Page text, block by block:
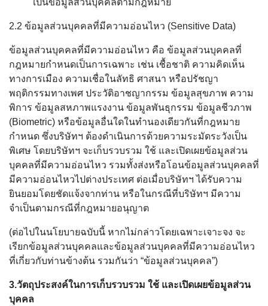
เป็นข้อมูลส่วนบุคคลตามกฎหมาย
2.2 ข้อมูลส่วนบุคคลที่มีความอ่อนไหว (Sensitive Data)
ข้อมูลส่วนบุคคลที่มีความอ่อนไหว คือ ข้อมูลส่วนบุคคลที่
กฎหมายกำหนดเป็นการเฉพาะ เช่น เชื้อชาติ ความคิดเห็น
ทางการเมือง ความเชื่อในลัทธิ ศาสนา หรือปรัชญา
พฤติกรรมทางเพศ ประวัติอาชญากรรม ข้อมูลสุขภาพ ความ
พิการ ข้อมูลสหภาพแรงงาน ข้อมูลพันธุกรรม ข้อมูลชีวภาพ
(Biometric) หรือข้อมูลอื่นใดในทำนองเดียวกันที่กฎหมาย
กำหนด ซึ่งบริษัทฯ ต้องดำเนินการด้วยความระมัดระวังเป็น
พิเศษ โดยบริษัทฯ จะเก็บรวบรวม ใช้ และเปิดเผยข้อมูลส่วน
บุคคลที่มีความอ่อนไหว รวมทั้งส่งหรือโอนข้อมูลส่วนบุคคลที่
มีความอ่อนไหวไปต่างประเทศ ต่อเมื่อบริษัทฯ ได้รับความ
ยินยอมโดยชัดแจ้งจากท่าน หรือในกรณีที่บริษัทฯ มีความ
จำเป็นตามกรณีที่กฎหมายอนุญาต
(ต่อไปในนโยบายฉบับนี้ หากไม่กล่าวโดยเฉพาะเจาะจง จะ
เรียกข้อมูลส่วนบุคคลและข้อมูลส่วนบุคคลที่มีความอ่อนไหว
ที่เกี่ยวกับท่านข้างต้น รวมกันว่า “ข้อมูลส่วนบุคคล”)
3.วัตถุประสงค์ในการเก็บรวบรวม ใช้ และเปิดเผยข้อมูลส่วน
บุคคล